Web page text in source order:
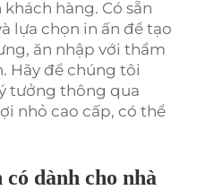
hàng. Có sẵn
lựa chọn in ấn để tạo
ăn nhập với thẩm
Hãy để chúng tôi
tưởng thông qua
nhỏ cao cấp, có thể
dành cho nhà